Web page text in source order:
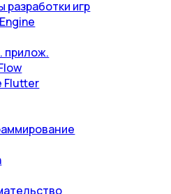
разработки игр
прилож.
Flutter